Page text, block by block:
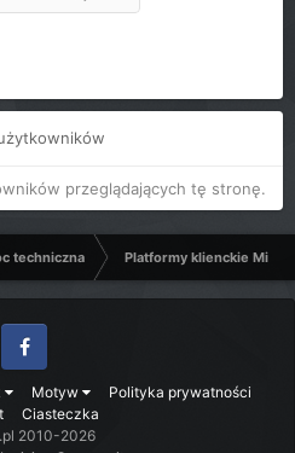
przeglądających tę stronę.
techniczna Platformy klienckie
Motyw
Polityka prywatności
Ciasteczka
Facebook
2010-2026